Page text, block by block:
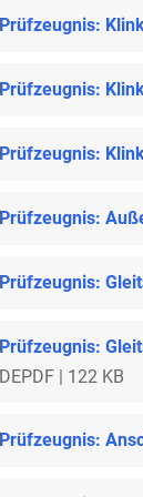
Prüfzeugnis:
Prüfzeugnis:
Prüfzeugnis:
Prüfzeugnis:
Prüfzeugnis:
Prüfzeugnis:
DEPDF | 122 KB
Prüfzeugnis: